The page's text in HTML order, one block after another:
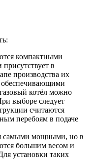
компактными
в
производства их
обеспечивающими
котёл можно
выборе следует
считаются
перебоям в подаче
самыми мощными, но в
большим весом и
установки таких